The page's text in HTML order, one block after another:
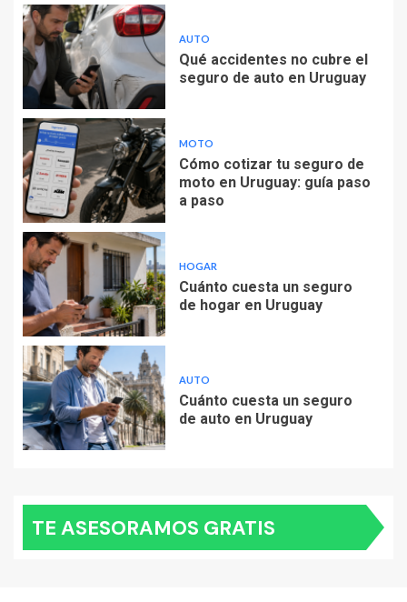
AUTO
Qué accidentes no cubre el
seguro de auto en Uruguay
MOTO
Cómo cotizar tu seguro de
moto en Uruguay: guía paso
a paso
HOGAR
Cuánto cuesta un seguro
de hogar en Uruguay
AUTO
Cuánto cuesta un seguro
de auto en Uruguay
TE ASESORAMOS GRATIS